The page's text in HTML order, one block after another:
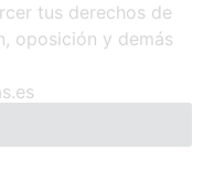
tus derechos de
oposición y demás